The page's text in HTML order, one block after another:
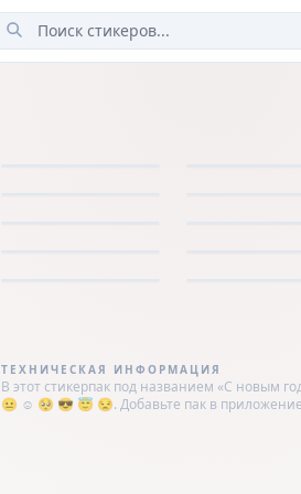
ТЕХНИЧЕСКАЯ ИНФОРМАЦИЯ
В этот стикерпак под названием «С новым
😐 ☺️ 🥺 😎 😇 😒. Добавьте пак в